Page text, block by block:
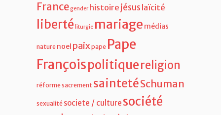
Francegender histoire jésus laïcité
liberté liturgie mariage médias
nature noel paixpape Pape
Françoispolitiquereligion
réformesacrement saintetéSchuman
sexualité societe / culture société